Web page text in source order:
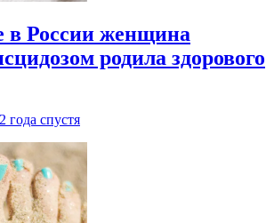
в России женщина
родила здорового
2 года спустя